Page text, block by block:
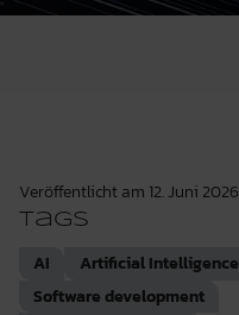
Veröffentlicht am 12. Juni 2026
Tags
AI Artificial Intelligence
Software development